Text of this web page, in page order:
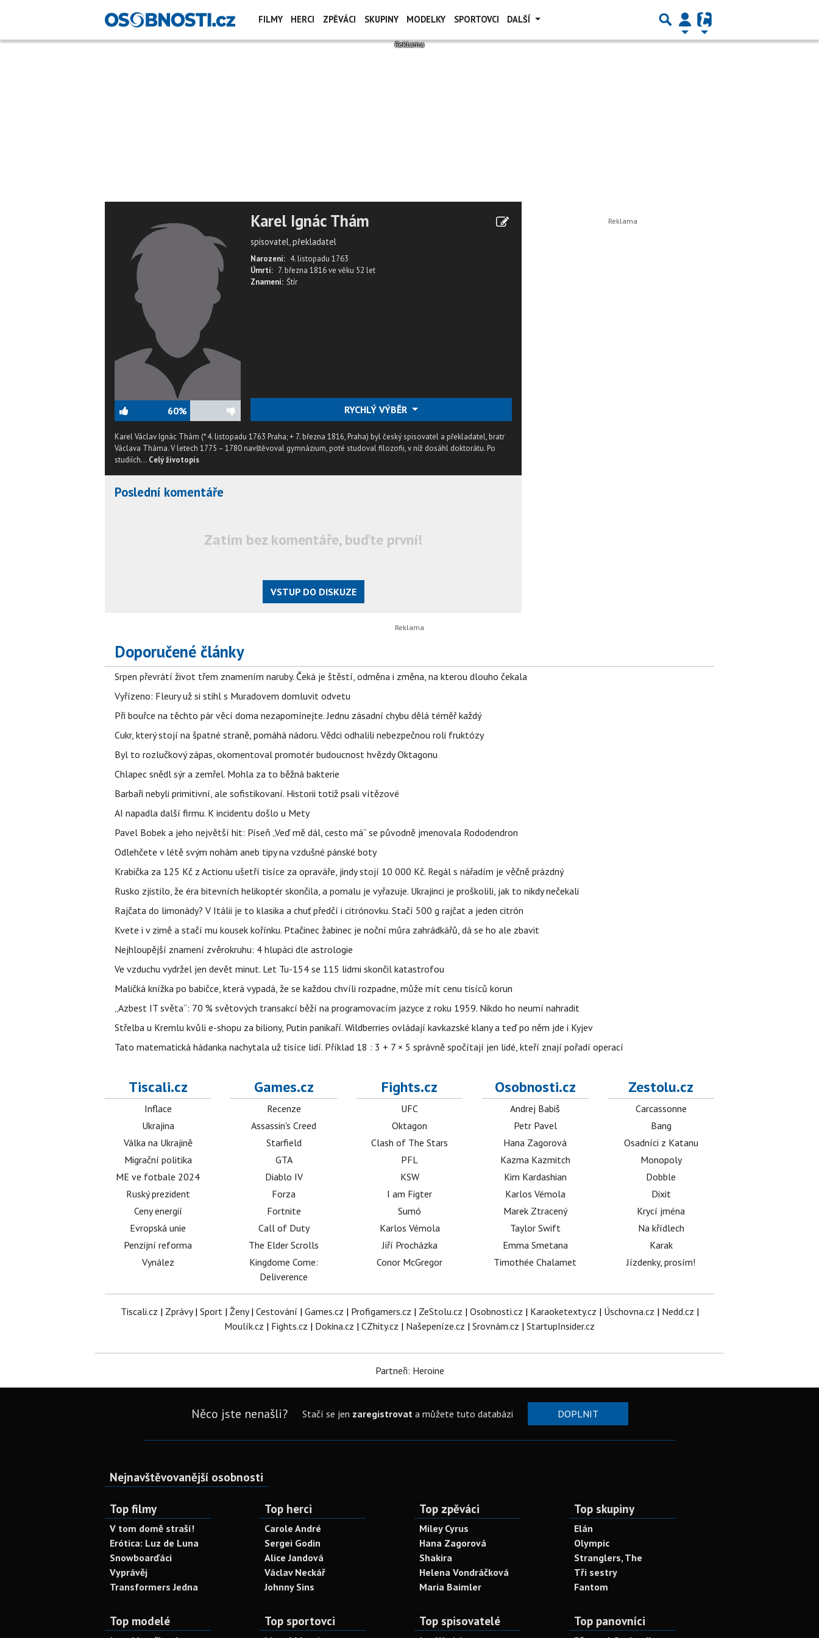
FILMY HERCI ZPĚVÁCI SKUPINY MODELKY SPORTOVCI DALŠÍ
60%
Karel Ignác Thám
spisovatel, překladatel
Narození: 4. listopadu 1763
Úmrtí: 7. března 1816ve věku 52 let
Znamení: Štír
RYCHLÝ VÝBĚR
Karel Václav Ignác Thám (* 4. listopadu 1763 Praha; + 7. března 1816, Praha) byl český spisovatel a překladatel, bratr
Václava Tháma. V letech 1775 – 1780 navštěvoval gymnázium, poté studoval filozofii, v níž dosáhl doktorátu. Po
studiích... Celý životopis
Poslední komentáře
Zatím bez komentáře, buďte první!
VSTUP DO DISKUZE
Doporučené články
Srpen převrátí život třem znamením naruby. Čeká je štěstí, odměna i změna, na kterou dlouho čekala
Vyřízeno: Fleury už si stihl s Muradovem domluvit odvetu
Při bouřce na těchto pár věcí doma nezapomínejte. Jednu zásadní chybu dělá téměř každý
Cukr, který stojí na špatné straně, pomáhá nádoru. Vědci odhalili nebezpečnou roli fruktózy
Byl to rozlučkový zápas, okomentoval promotér budoucnost hvězdy Oktagonu
Chlapec snědl sýr a zemřel. Mohla za to běžná bakterie
Barbaři nebyli primitivní, ale sofistikovaní. Historii totiž psali vítězové
AI napadla další firmu. K incidentu došlo u Mety
Pavel Bobek a jeho největší hit: Píseň „Veď mě dál, cesto má“ se původně jmenovala Rododendron
Odlehčete v létě svým nohám aneb tipy na vzdušné pánské boty
Krabička za 125 Kč z Actionu ušetří tisíce za opraváře, jindy stojí 10 000 Kč. Regál s nářadím je věčně prázdný
Rusko zjistilo, že éra bitevních helikoptér skončila, a pomalu je vyřazuje. Ukrajinci je proškolili, jak to nikdy nečekali
Rajčata do limonády? V Itálii je to klasika a chuť předčí i citrónovku. Stačí 500 g rajčat a jeden citrón
Kvete i v zimě a stačí mu kousek kořínku. Ptačinec žabinec je noční můra zahrádkářů, dá se ho ale zbavit
Nejhloupější znamení zvěrokruhu: 4 hlupáci dle astrologie
Ve vzduchu vydržel jen devět minut. Let Tu-154 se 115 lidmi skončil katastrofou
Maličká knížka po babičce, která vypadá, že se každou chvíli rozpadne, může mít cenu tisíců korun
„Azbest IT světa“: 70 % světových transakcí běží na programovacím jazyce z roku 1959. Nikdo ho neumí nahradit
Střelba u Kremlu kvůli e-shopu za biliony, Putin panikaří. Wildberries ovládají kavkazské klany a teď po něm jde i Kyjev
Tato matematická hádanka nachytala už tisíce lidí. Příklad 18 : 3 + 7 × 5 správně spočítají jen lidé, kteří znají pořadí operací
Tiscali.cz
Inflace
Ukrajina
Válka na Ukrajině
Migrační politika
ME ve fotbale 2024
Ruský prezident
Ceny energií
Evropská unie
Penzijní reforma
Vynález
Games.cz
Recenze
Assassin's Creed
Starfield
GTA
Diablo IV
Forza
Fortnite
Call of Duty
The Elder Scrolls
Kingdome Come:
Deliverence
Fights.cz
UFC
Oktagon
Clash of The Stars
PFL
KSW
I am Figter
Sumó
Karlos Vémola
Jiří Procházka
Conor McGregor
Osobnosti.cz
Andrej Babiš
Petr Pavel
Hana Zagorová
Kazma Kazmitch
Kim Kardashian
Karlos Vémola
Marek Ztracený
Taylor Swift
Emma Smetana
Timothée Chalamet
Zestolu.cz
Carcassonne
Bang
Osadníci z Katanu
Monopoly
Dobble
Dixit
Krycí jména
Na křídlech
Karak
Jízdenky, prosím!
Tiscali.cz | Zprávy| Sport| Ženy| Cestování | Games.cz | Profigamers.cz | ZeStolu.cz | Osobnosti.cz | Karaoketexty.cz | Úschovna.cz | Nedd.cz |
Moulík.cz | Fights.cz | Dokina.cz | CZhity.cz | Našepeníze.cz | Srovnám.cz | StartupInsider.cz
Partneři: Heroine
Něco jste nenašli? Stačí se jen zaregistrovata můžete tuto databázi DOPLNIT
Nejnavštěvovanější osobnosti
Top filmy
V tom domě straší!
Erótica: Luz de Luna
Snowboarďáci
Vyprávěj
Transformers Jedna
Top herci
Carole André
Sergei Godin
Alice Jandová
Václav Neckář
Johnny Sins
Top zpěváci
Miley Cyrus
Hana Zagorová
Shakira
Helena Vondráčková
Maria Baimler
Top skupiny
Elán
Olympic
Stranglers, The
Tři sestry
Fantom
Top modelé Top sportovci Top spisovatelé Top panovníci